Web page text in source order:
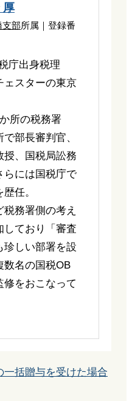
厚
支部所属｜登録番
庁出身税理
ェスターの東京
所の税務署
部長審判官、
授、国税局訟務
らには国税庁で
任。
務署側の考え
しており「審査
珍しい部署を設
数名の国税OB
修をおこなって
一括贈与を受けた場合